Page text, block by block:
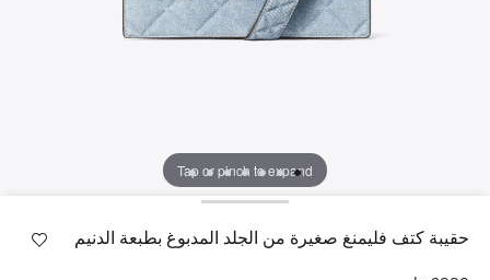
Tap or pinch to expand
حقيبة كتف فليمنغ صغيرة من الجلد المدبوغ بطبعة الدنيم